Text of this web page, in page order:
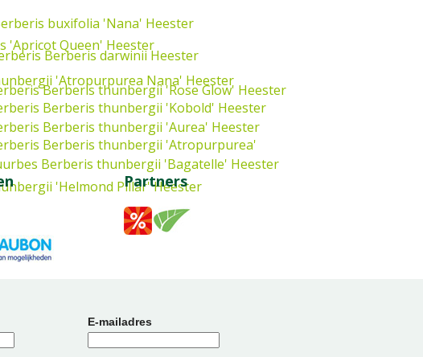
buxifolia 'Nana' Heester
'Apricot Queen' Heester
Berberis darwiniiHeester
'Atropurpurea Nana' Heester
Berberis thunbergii 'Rose Glow' Heester
Berberis thunbergii 'Kobold' Heester
Berberis thunbergii 'Aurea' Heester
Berberis thunbergii 'Atropurpurea'
Berberis thunbergii 'Bagatelle' Heester
'Helmond Pillar'Heester
Partners
E-mailadres